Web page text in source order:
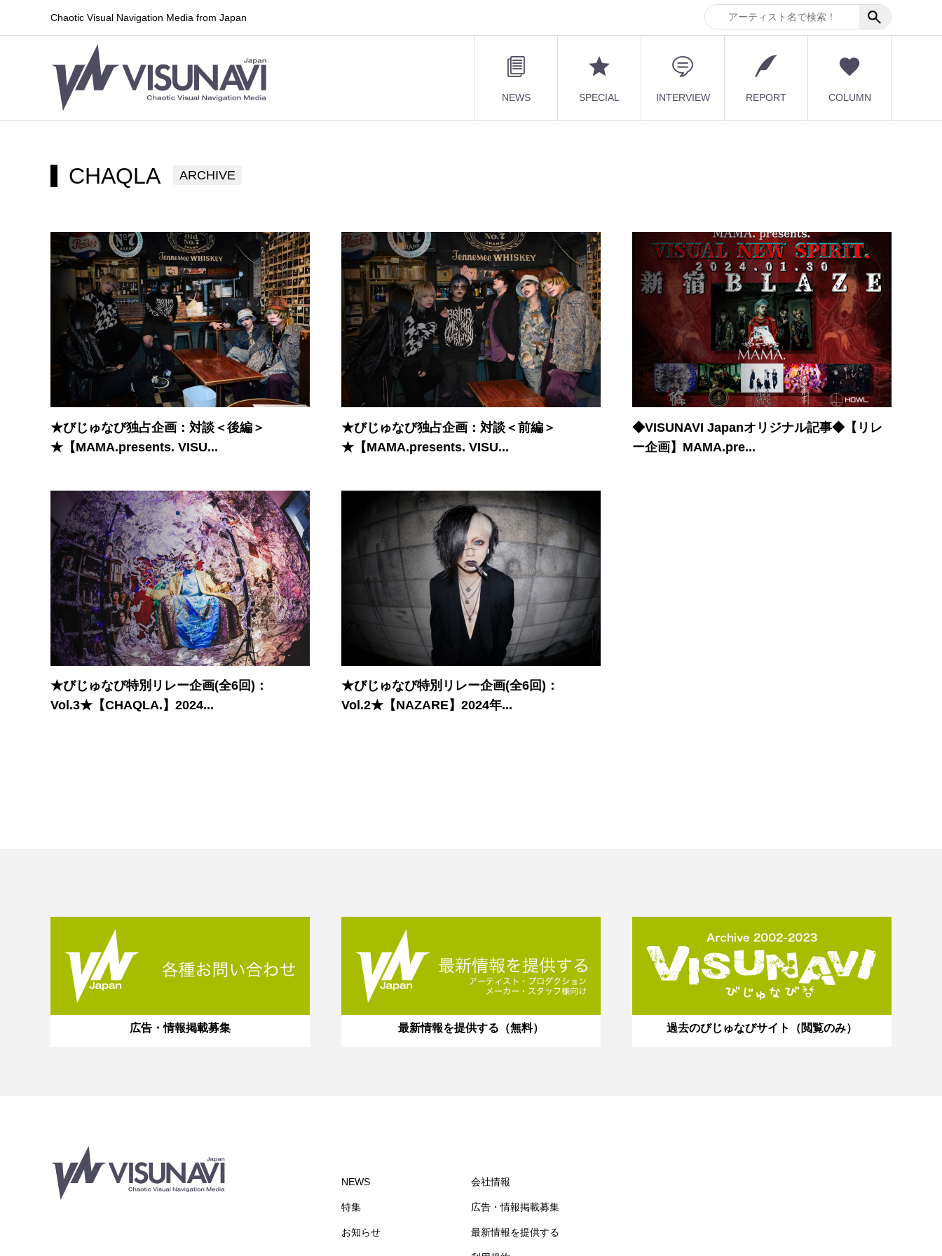
Chaotic Visual Navigation Media from Japan
NEWS SPECIAL INTERVIEW REPORT COLUMN
CHAQLA ARCHIVE
★びじゅなび独占企画：対談＜後編＞
★【MAMA.presents. VISU...
★びじゅなび独占企画：対談＜前編＞
★【MAMA.presents. VISU...
◆VISUNAVI Japanオリジナル記事◆【リレ
ー企画】MAMA.pre...
★びじゅなび特別リレー企画(全6回)：
Vol.3★【CHAQLA.】2024...
★びじゅなび特別リレー企画(全6回)：
Vol.2★【NAZARE】2024年...
広告・情報掲載募集 最新情報を提供する（無料） 過去のびじゅなびサイト（閲覧のみ）
NEWS
特集
お知らせ
会社情報
広告・情報掲載募集
最新情報を提供する